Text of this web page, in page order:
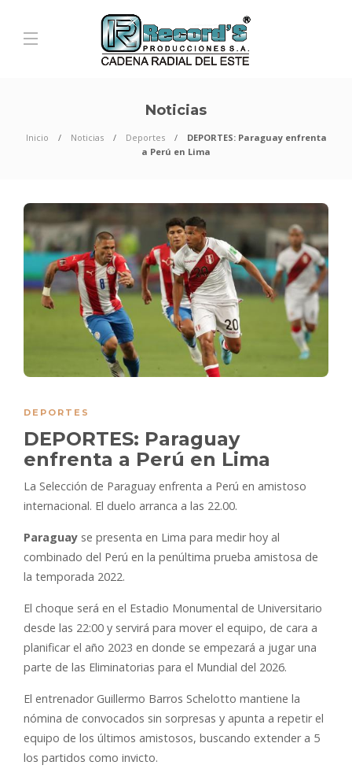
Noticias
Inicio Noticias Deportes
DEPORTES: Paraguay enfrenta
a Perú en Lima
DEPORTES
DEPORTES: Paraguay
enfrenta a Perú en Lima
La Selección de Paraguay enfrenta a Perú en amistoso
internacional. El duelo arranca a las 22.00.
Paraguay se presenta en Lima para medir hoy al
combinado del Perú en la penúltima prueba amistosa de
la temporada 2022.
El choque será en el Estadio Monumental de Universitario
desde las 22:00 y servirá para mover el equipo, de cara a
planificar el año 2023 en donde se empezará a jugar una
parte de las Eliminatorias para el Mundial del 2026.
El entrenador Guillermo Barros Schelotto mantiene la
nómina de convocados sin sorpresas y apunta a repetir el
equipo de los últimos amistosos, buscando extender a 5
los partidos como invicto.